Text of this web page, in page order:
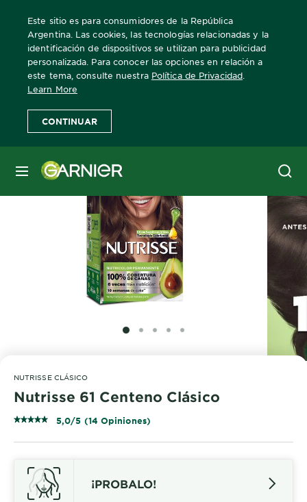
Este sitio es para consumidores de la República
Argentina. Las cookies, las tecnologías relacionadas y la
identificación de dispositivos se utilizan para publicidad
personalizada. Para conocer las opciones en relación a
este tema, consulte nuestra Política de Privacidad
Learn More
CONTINUAR
MENÚ
Home Nutrisse Clasico Más Información
SLIDE 1
SLIDE 2
SLIDE 3
SLIDE 4
SLIDE 5
NUTRISSE CLÁSICO
Nutrisse 61 Centeno Clásico
5,0/5 (14 Opiniones)
¡PROBALO!